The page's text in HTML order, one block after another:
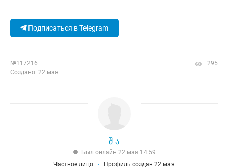
Подписаться в Telegram
№117216
Создано: 22 мая
295
შ ა
Был онлайн 22 мая 14:59
Частное лицо
Профиль создан 22 мая